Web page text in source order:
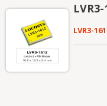
LVR3-